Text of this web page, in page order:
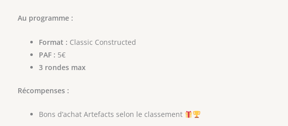
Au programme :
Format : Classic Constructed
PAF : 5€
3 rondes max
Récompenses :
Bons d’achat Artefacts selon le classement